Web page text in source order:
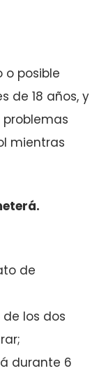
o posible
de 18 años, y
mientras
de
los dos
durante 6